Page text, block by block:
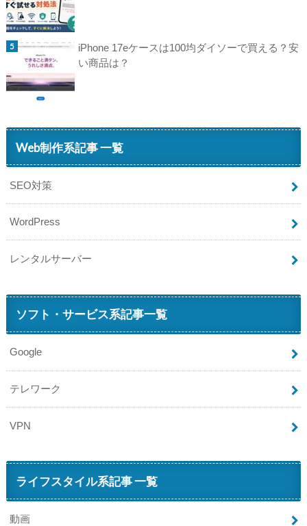
iPhone 17eケースは100均ダイソーで買える？安
い商品は？
Web制作系記事 一覧
SEO対策
WordPress
レンタルサーバー
ソフト・サービス系記事一覧
Google
テレワーク
VPN
ライフスタイル系記事 一覧
動画